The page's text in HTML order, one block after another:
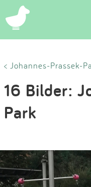
< Johannes-Prassek-
16 Bilder:
Park